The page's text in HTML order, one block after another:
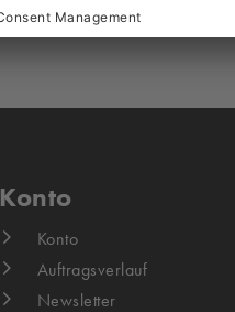
Konto
Konto
Auftragsverlauf
Newsletter